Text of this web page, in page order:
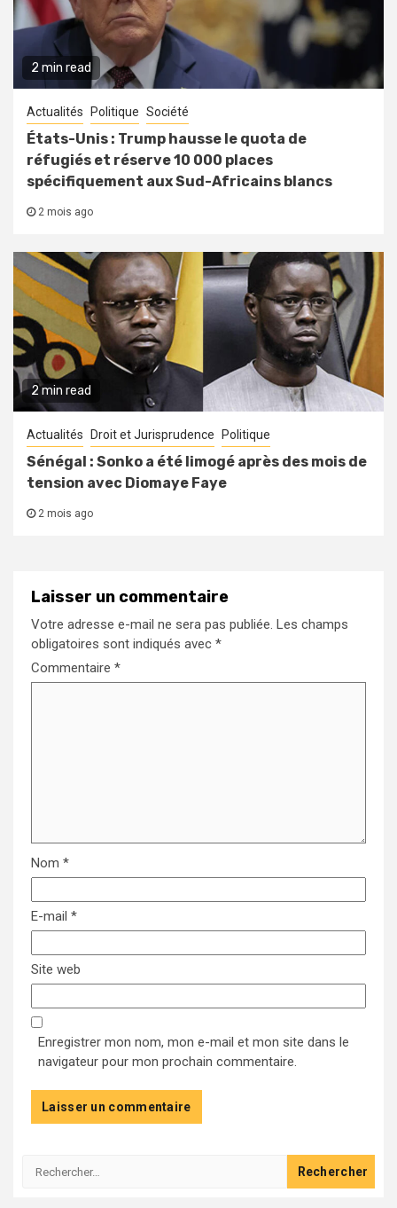
2 min read
Actualités Politique Société
États-Unis : Trump hausse le quota de
réfugiés et réserve 10 000 places
spécifiquement aux Sud-Africains blancs
2 mois ago
2 min read
Actualités Droit et Jurisprudence Politique
Sénégal : Sonko a été limogé après des mois de
tension avec Diomaye Faye
2 mois ago
Laisser un commentaire
Votre adresse e-mail ne sera pas publiée. Les champs
obligatoires sont indiqués avec *
Commentaire *
Nom *
E-mail *
Site web
Enregistrer mon nom, mon e-mail et mon site dans le
navigateur pour mon prochain commentaire.
Rechercher :